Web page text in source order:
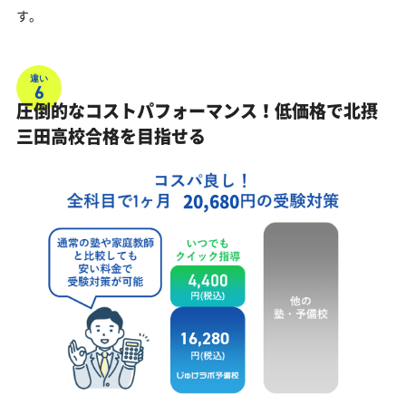
す。
違い
6
圧倒的なコストパフォーマンス！低価格で北摂
三田高校合格を目指せる
20,680
16,280